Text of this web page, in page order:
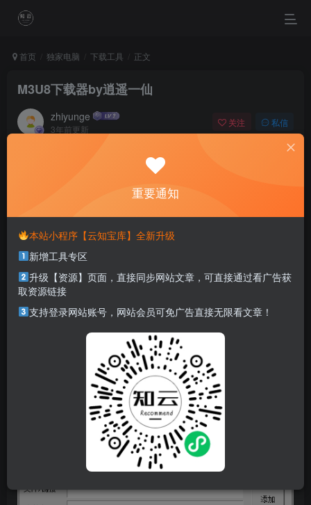
首页 独家电脑 下载工具 正文
M3U8下载器by逍遥一仙
zhiyunge
3年前更新
关注 私信
Believe you can and you’re halfway there.
相信自己，你也就成功了一半
本站部分资源打包为压缩包以方便分享，涉及较多
击解压密码
适用系统：Windows
解压以后运行其中的exe文件即可，无需安装即可使用，获
取m3u8链接之后，添加到第一个空就可以啦。
重要通知
本站小程序【云知宝库】全新升级
新增工具专区
升级【资源】页面，直接同步网站文章，可直接通过看广告获
取资源链接
支持登录网站账号，网站会员可免广告直接无限看文章！